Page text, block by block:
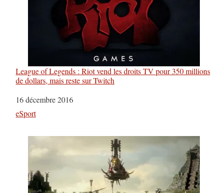
League of Legends : Riot vend les droits TV pour 350 millions
de dollars, mais reste sur Twitch
Date
16 décembre 2016
Par rapport à
eSport